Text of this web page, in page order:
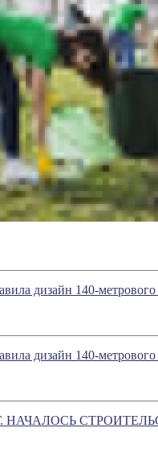
дизайн 140-
дизайн 140-
НАЧАЛОСЬ